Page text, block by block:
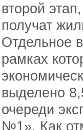
второй
получат
Отдельное
рамках
выделено
очереди
№1». Как